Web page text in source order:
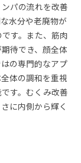
パの流れを改善
水分や老廃物が
す。また、筋肉
待でき、顔全体
の専門的なアプ
体の調和を重視
す。むくみ改善
に内側から輝く